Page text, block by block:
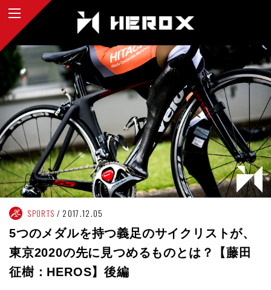
SPORTS 2017.12.05
5つのメダルを持つ義足のサイクリストが、
東京2020の先に見つめるものとは？【藤田
征樹：HEROS】後編